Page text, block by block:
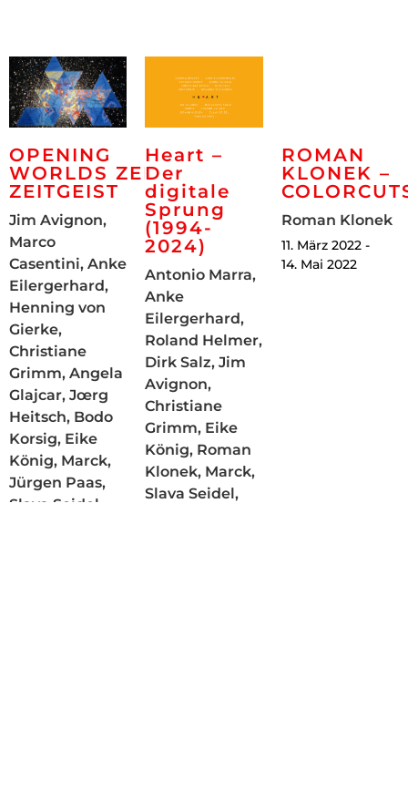
OPENING
WORLDS ZEITLOSER
ZEITGEIST
Jim Avignon,
Marco
Casentini, Anke
Eilergerhard,
Henning von
Gierke,
Christiane
Grimm, Angela
Glajcar, Jœrg
Heitsch, Bodo
Korsig, Eike
König, Marck,
Jürgen Paas,
Slava Seidel,
Heart –
Der
digitale
Sprung
(1994-
2024)
Antonio Marra,
Anke
Eilergerhard,
Roland Helmer,
Dirk Salz, Jim
Avignon,
Christiane
Grimm, Eike
König, Roman
Klonek, Marck,
Slava Seidel,
ROMAN
KLONEK –
Roman Klonek
11. März 2022 -
14. Mai 2022